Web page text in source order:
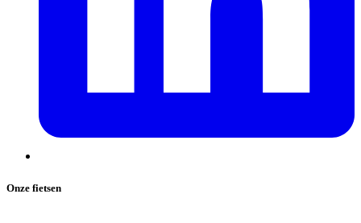
Onze fietsen